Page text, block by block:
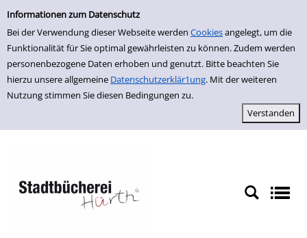
Einfache Suche
Informationen zum Datenschutz
Bei der Verwendung dieser Webseite werden Cookiesangelegt, um die
Funktionalität für Sie optimal gewährleisten zu können. Zudem werden
personenbezogene Daten erhoben und genutzt. Bitte beachten Sie
hierzu unsere allgemeine Datenschutzerklär1ung. Mit der weiteren
Nutzung stimmen Sie diesen Bedingungen zu.
zur Navigation springen
zum Inhalt springen
Zur Detailanzeige springen